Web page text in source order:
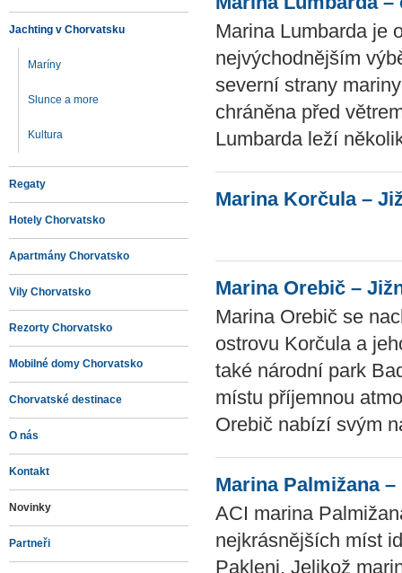
Jachting v Chorvatsku
Maríny
Slunce a more
Kultura
Regaty
Hotely Chorvatsko
Apartmány Chorvatsko
Vily Chorvatsko
Rezorty Chorvatsko
Mobilné domy Chorvatsko
Chorvatské destinace
O nás
Kontakt
Novinky
Partneři
Marina Lumbarda je
nejvýchodnějším
severní strany
chráněna před
Lumbarda leží
Marina Korčula –
Marina Orebič –
Marina Orebič se
ostrovu Korčula a
také národní park
místu příjemnou
Orebič nabízí svým
Marina Palmižana –
ACI marina
nejkrásnějších míst
Pakleni. Jelikož